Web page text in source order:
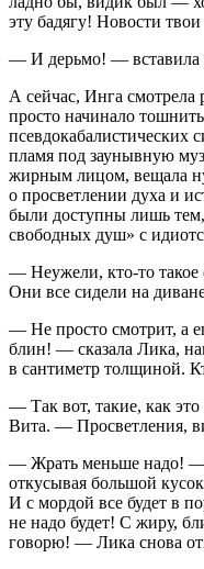
эту бадягу! Новости
— И дерьмо! — вставила
А сейчас, Инга смотрела
просто начинало
псевдокабалистических
пламя под заунывную
жирным лицом, вещала
о просветлении духа и
были доступны лишь
свободных душ» с
— Неужели, кто-то такое
Они все сидели на
— Не просто смотрит, а
блин! — сказала Лика,
в сантиметр толщиной.
— Так вот, такие, как это
Вита. — Просветления,
— Жрать меньше надо! —
откусывая большой
И с мордой все будет в
не надо будет! С жиру,
говорю! — Лика снова